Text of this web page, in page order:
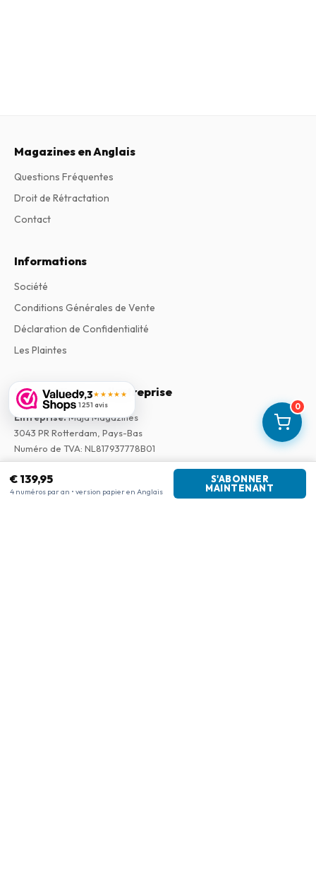
0
€ 139,95
4 numéros par an • version papier en Anglais
S'ABONNER
MAINTENANT
9,3★★★★★
1 251 avis
Magazines en Anglais
Questions Fréquentes
Droit de Rétractation
Contact
Informations
Société
Conditions Générales de Vente
Déclaration de Confidentialité
Les Plaintes
Informations sur l'entreprise
Entreprise:Maja Magazines
3043 PR Rotterdam, Pays-Bas
Numéro de TVA: NL817937778B01
Chambre de commerce:27300515
Notre réseau